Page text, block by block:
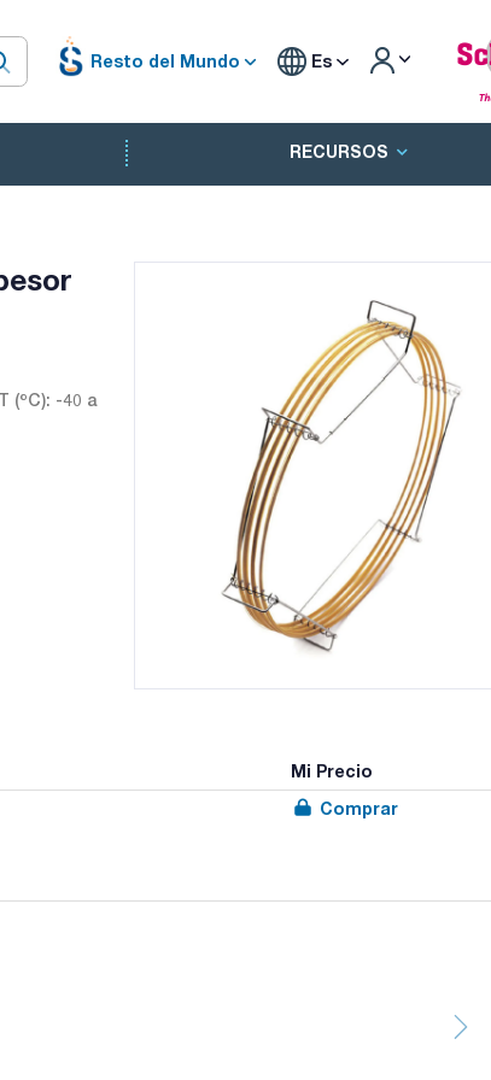
Resto del Mundo Es
RECURSOS
(ºC): -40 a
Mi Precio
Comprar